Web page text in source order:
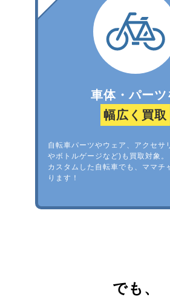
車体・パーツ
幅広く買取
自転車パーツやウェア、アクセサ
やボトルゲージなど)も買取対象。
カスタムした自転車でも、ママチ
ります！
でも、